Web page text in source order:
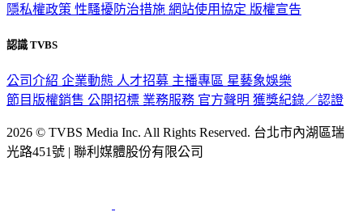
隱私權政策 性騷擾防治措施 網站使用協定 版權宣告
認識 TVBS
公司介紹 企業動態 人才招募 主播專區 星藝象娛樂
節目版權銷售 公開招標 業務服務 官方聲明 獲獎紀錄／認證
2026 © TVBS Media Inc. All Rights Reserved. 台北市內湖區瑞
光路451號 | 聯利媒體股份有限公司